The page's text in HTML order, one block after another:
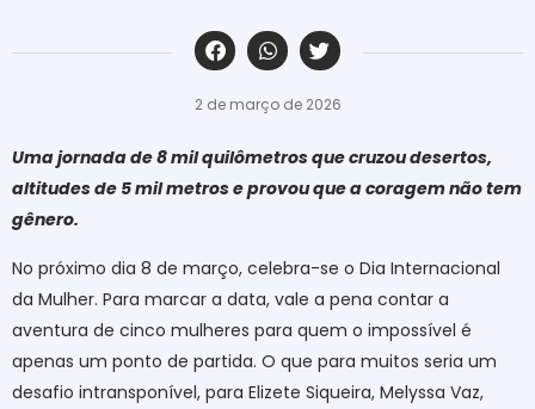
‎ ‎ ‎ ‎ ‎ ‎ ‎ ‎ ‎ ‎ ‎ ‎ ‎ ‎ ‎ ‎ ‎ ‎ ‎ ‎ ‎ ‎ ‎ ‎ ‎ ‎ ‎ ‎ ‎ ‎ ‎
2 de março de 2026
Uma jornada de 8 mil quilômetros que cruzou desertos,
altitudes de 5 mil metros e provou que a coragem não tem
gênero.
No próximo dia 8 de março, celebra-se o Dia Internacional
da Mulher. Para marcar a data, vale a pena contar a
aventura de cinco mulheres para quem o impossível é
apenas um ponto de partida. O que para muitos seria um
desafio intransponível, para Elizete Siqueira, Melyssa Vaz,